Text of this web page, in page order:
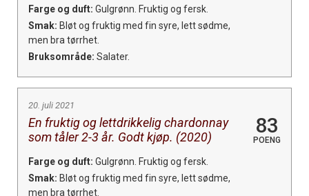
Farge og duft: Gulgrønn. Fruktig og fersk.
Smak: Bløt og fruktig med fin syre, lett sødme,
men bra tørrhet.
Bruksområde: Salater.
20. juli 2021
En fruktig og lettdrikkelig chardonnay
som tåler 2-3 år. Godt kjøp. (2020)
83
POENG
Farge og duft: Gulgrønn. Fruktig og fersk.
Smak: Bløt og fruktig med fin syre, lett sødme,
men bra tørrhet.